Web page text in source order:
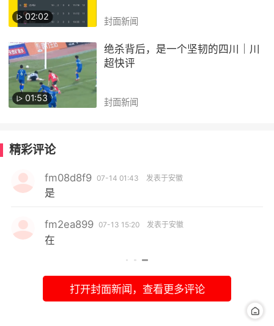
02:02 封面新闻
01:53
绝杀背后，是一个坚韧的四川｜川
超快评
封面新闻
精彩评论
fm08d8f9 07-14 01:43 发表于安徽
是
fm2ea899 07-13 15:20 发表于安徽
在
打开封面新闻，查看更多评论